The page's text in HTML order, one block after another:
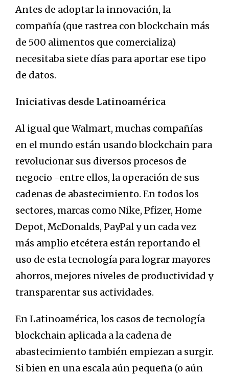
Antes de adoptar la innovación, la
compañía (que rastrea con blockchain más
de 500 alimentos que comercializa)
necesitaba siete días para aportar ese tipo
de datos.
Iniciativas desde Latinoamérica
Al igual que Walmart, muchas compañías
en el mundo están usando blockchain para
revolucionar sus diversos procesos de
negocio -entre ellos, la operación de sus
cadenas de abastecimiento. En todos los
sectores, marcas como Nike, Pfizer, Home
Depot, McDonalds, PayPal y un cada vez
más amplio etcétera están reportando el
uso de esta tecnología para lograr mayores
ahorros, mejores niveles de productividad y
transparentar sus actividades.
En Latinoamérica, los casos de tecnología
blockchain aplicada a la cadena de
abastecimiento también empiezan a surgir.
Si bien en una escala aún pequeña (o aún